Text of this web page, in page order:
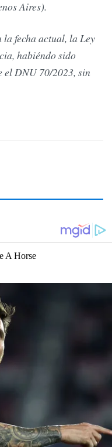
Aires).
la fecha actual, la Ley
habiéndo sido
el DNU 70/2023, sin